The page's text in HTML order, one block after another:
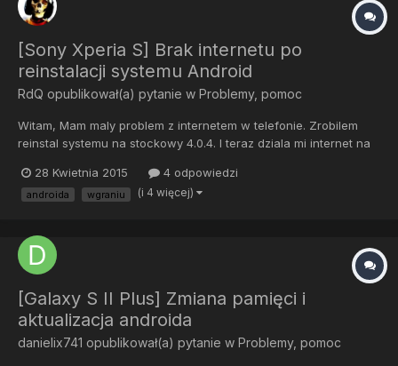
[Sony Xperia S] Brak internetu po
reinstalacji systemu Android
RdQ opublikował(a) pytanie w Problemy, pomoc
Witam, Mam maly problem z internetem w telefonie. Zrobilem
reinstal systemu na stockowy 4.0.4. I teraz dziala mi internet na
youtube. Gdy chce wejsc na obojetna strone pisze ze nie
odnaleziono strony. Aplikacje np. Moj orange, sklep play, gg...
28 Kwietnia 2015 4 odpowiedzi
androida wgraniu (i 4 więcej)
[Galaxy S II Plus] Zmiana pamięci i
aktualizacja androida
danielix741 opublikował(a) pytanie w Problemy, pomoc